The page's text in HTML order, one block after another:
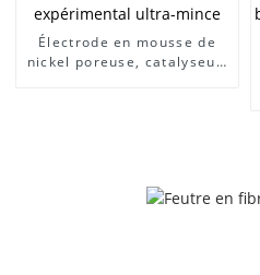
Électrode en mousse de
nickel poreuse, catalyseur,